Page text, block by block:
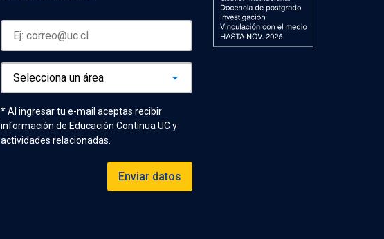
* Al ingresar tu e-mail aceptas recibir
información de Educación Continua UC y
actividades relacionadas.
Enviar datos